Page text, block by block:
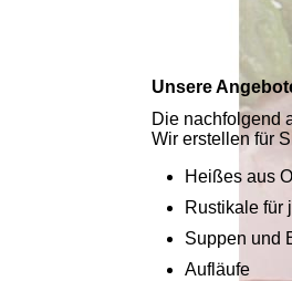
Unsere
Die nachfolgend
Wir erstellen für
Heißes aus
Rustikale für
Suppen und
Aufläufe